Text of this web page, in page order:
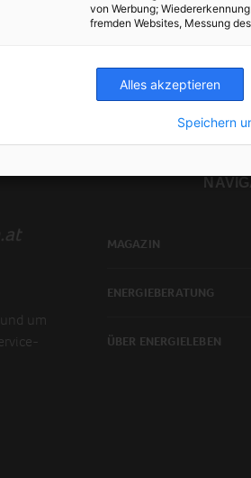
um
MAGAZIN
ENERGIEBERATUNG
ÜBER ENERGIELEBEN
von Werbung;
fremden Websites, Messung
Alles akzeptieren
Speichern